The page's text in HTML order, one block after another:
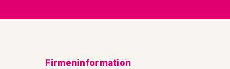
Firmeninformation